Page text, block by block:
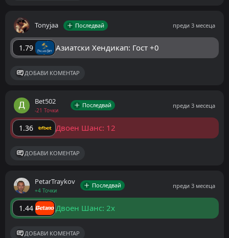
Tonyjaa Последвай преди 3 месеца
1.79 Азиатски Хендикап: Гост +0
ДОБАВИ КОМЕНТАР
Bet502
-21 Точки
Последвай преди 3 месеца
1.36 Двоен Шанс: 12
ДОБАВИ КОМЕНТАР
PetarTraykov
+4 Точки
Последвай преди 3 месеца
1.44 Двоен Шанс: 2x
ДОБАВИ КОМЕНТАР